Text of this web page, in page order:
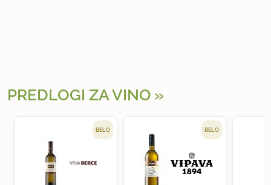
PREDLOGI ZA VINO
BELO BELO